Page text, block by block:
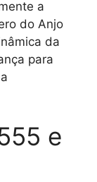
a
do Anjo
da
para
e